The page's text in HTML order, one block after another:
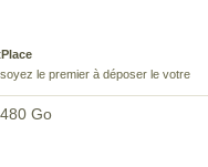
le premier à déposer le votre
Go